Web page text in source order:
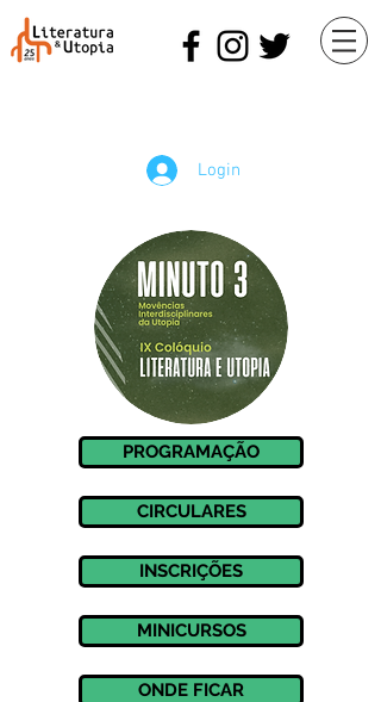
Login
PROGRAMAÇÃO
CIRCULARES
INSCRIÇÕES
MINICURSOS
ONDE FICAR